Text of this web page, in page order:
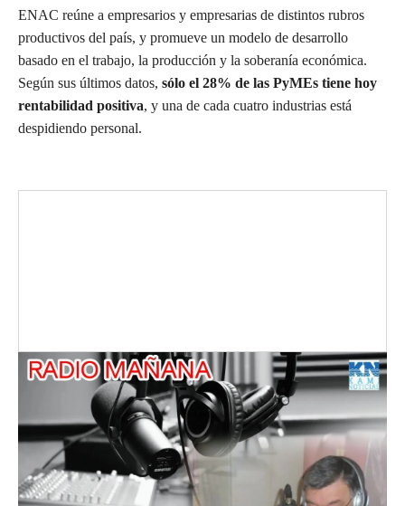
ENAC reúne a empresarios y empresarias de distintos rubros
productivos del país, y promueve un modelo de desarrollo
basado en el trabajo, la producción y la soberanía económica.
Según sus últimos datos, sólo el 28% de las PyMEs tiene hoy
rentabilidad positiva, y una de cada cuatro industrias está
despidiendo personal.